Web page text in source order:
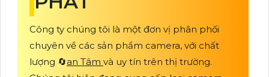
Công ty chúng tôi là một đơn vị phân phối
chuyên về các sản phẩm camera, với chất
lượng 🔄an Tâm và uy tín trên thị trường.